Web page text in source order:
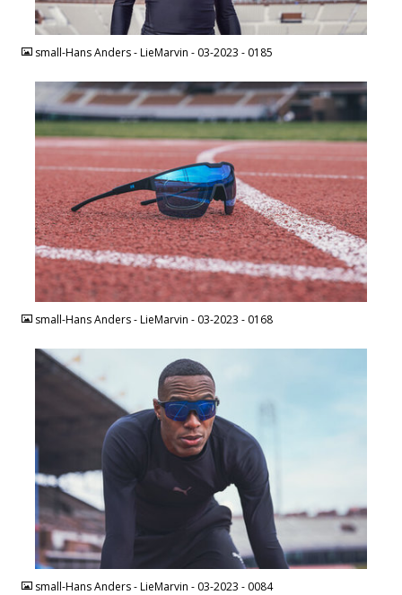
JPEG
small-Hans Anders - LieMarvin - 03-2023 - 0185
JPEG
small-Hans Anders - LieMarvin - 03-2023 - 0168
JPEG
small-Hans Anders - LieMarvin - 03-2023 - 0084